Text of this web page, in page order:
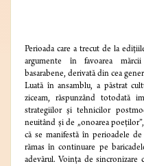
Perioada care a trecut de la
argumente în favoarea
basarabene, derivată din cea
Luată în ansamblu, a păstrat
ziceam, răspunzând totodată
strategiilor şi tehnicilor
neuitând şi de „onoarea
că se manifestă în perioadele
rămas în continuare pe
adevărul. Voinţa de sincronizare